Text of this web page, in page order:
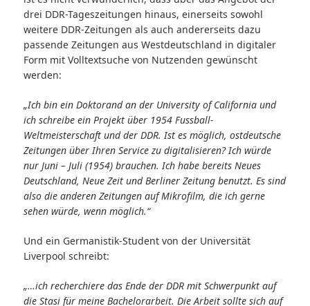
drei DDR-Tageszeitungen hinaus, einerseits sowohl
weitere DDR-Zeitungen als auch andererseits dazu
passende Zeitungen aus Westdeutschland in digitaler
Form mit Volltextsuche von Nutzenden gewünscht
werden:
„Ich bin ein Doktorand an der University of California und
ich schreibe ein Projekt über 1954 Fussball-
Weltmeisterschaft und der DDR. Ist es möglich, ostdeutsche
Zeitungen über Ihren Service zu digitalisieren? Ich würde
nur Juni – Juli (1954) brauchen. Ich habe bereits Neues
Deutschland, Neue Zeit und Berliner Zeitung benutzt. Es sind
also die anderen Zeitungen auf Mikrofilm, die ich gerne
sehen würde, wenn möglich.“
Und ein Germanistik-Student von der Universität
Liverpool schreibt:
„…ich recherchiere das Ende der DDR mit Schwerpunkt auf
die Stasi für meine Bachelorarbeit. Die Arbeit sollte sich auf